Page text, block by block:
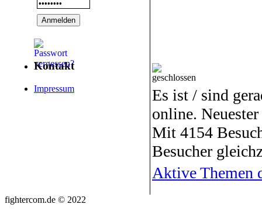
Kontakt
Impressum
Es ist / sind
online.
Mit 4154
Besucher
Aktive Themen
fightercom.de © 2022